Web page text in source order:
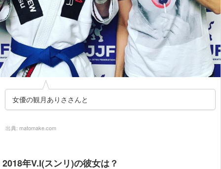
女優の観月ありささんと
出典: matomake.com
2018年V.I(スンリ)の彼女は？